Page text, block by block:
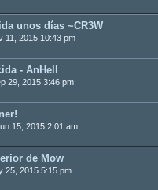
unos días ~CR3W
11, 2015 10:43 pm
- AnHell
29, 2015 3:46 pm
15, 2015 2:01 am
de Mow
25, 2015 5:15 pm